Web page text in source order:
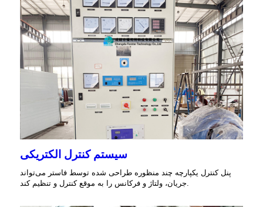
سیستم کنترل الکتریکی
پنل کنترل یکپارچه چند منظوره طراحی شده توسط فاستر می‌تواند
جریان، ولتاژ و فرکانس را به موقع کنترل و تنظیم کند.